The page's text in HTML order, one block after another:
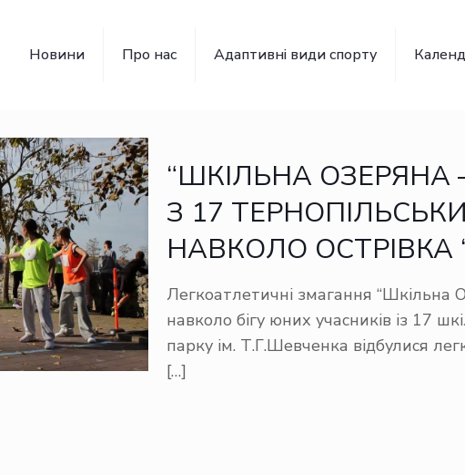
Новини Про нас Адаптивні види спорту
“ШКІЛЬНА ОЗЕРЯНА
З 17
НАВКОЛО ОСТРІВКА
Легкоатлетичні змагання “Шкільна
навколо бігу юних учасників із 17
парку ім. Т.Г.Шевченка відбулися
[…]